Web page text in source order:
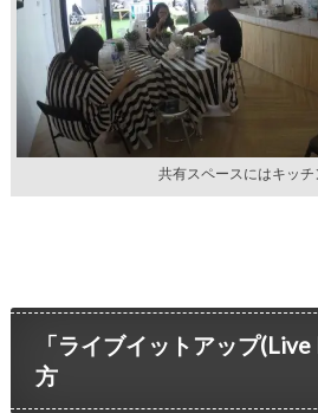
共有スペースにはキッチ
「ライブイットアップ
方